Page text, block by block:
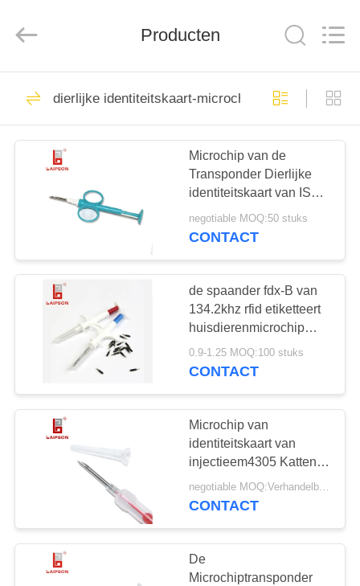
HUIS
PRODUCTEN
ONGEVEER
FABRIEKSREIS
KWALITEITSCONTROLE
CONTACTEER
ONS
NIEUWS
VERZOEK
EEN
CITAAT
Rights
Reserved.
ECER
veeoormerken
UHFoormerk
93
Rfid Dierlijk
Oormerk
Producten
dierlijke identiteitskaart-microchip
Microchip van de
Transponder Dierlijke
identiteitskaart van ISO
de Volgzame voor
Hondkat het Volgen
negotiable MOQ:50 stuks
CONTACT
de spaander fdx-B van
134.2khz rfid etiketteert
huisdierenmicrochip
voor het dierlijke
identiteitskaart-volgen
0.9-1.25 MOQ:100 stuks
CONTACT
Microchip van
identiteitskaart van
injectieem4305 Katten
RFID de Dierlijke voor
Dierlijke
negotiable MOQ:Verhandelbaar
CONTACT
De
Microchiptransponder